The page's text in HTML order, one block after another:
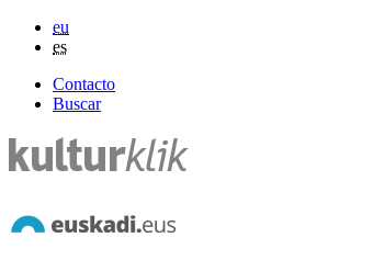
eu
es
Contacto
Buscar